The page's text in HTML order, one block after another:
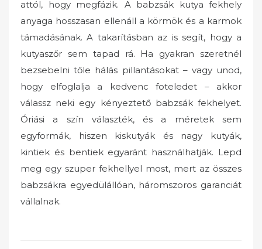
attól, hogy megfázik. A babzsák kutya fekhely
anyaga hosszasan ellenáll a körmök és a karmok
támadásának. A takarításban az is segít, hogy a
kutyaszőr sem tapad rá. Ha gyakran szeretnél
bezsebelni tőle hálás pillantásokat – vagy unod,
hogy elfoglalja a kedvenc foteledet – akkor
válassz neki egy kényeztető babzsák fekhelyet.
Óriási a szín választék, és a méretek sem
egyformák, hiszen kiskutyák és nagy kutyák,
kintiek és bentiek egyaránt használhatják. Lepd
meg egy szuper fekhellyel most, mert az összes
babzsákra egyedülállóan, háromszoros garanciát
vállalnak.